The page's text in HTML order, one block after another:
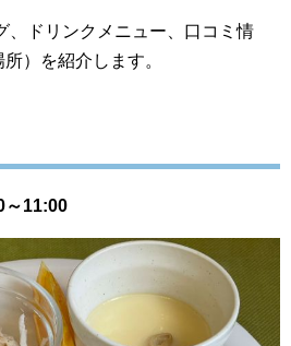
、ドリンクメニュー、口コミ情
）を紹介します。
～11:00